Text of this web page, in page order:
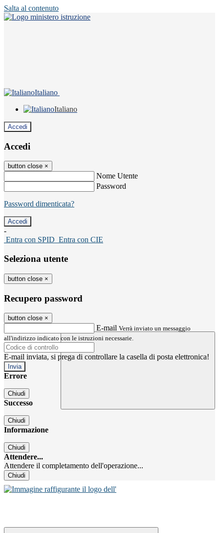
Salta al contenuto
Italiano
Italiano
Accedi
Accedi
button close ×
Nome Utente
Password
Password dimenticata?
-
Entra con SPID Entra con CIE
Seleziona utente
button close ×
Recupero password
button close ×
E-mail Verrà inviato un messaggio
all'indirizzo indicato con le istruzioni necessarie.
E-mail inviata, si prega di controllare la casella di posta elettronica!
Errore
Chiudi
Successo
Chiudi
Informazione
Chiudi
Attendere...
Attendere il completamento dell'operazione...
Chiudi